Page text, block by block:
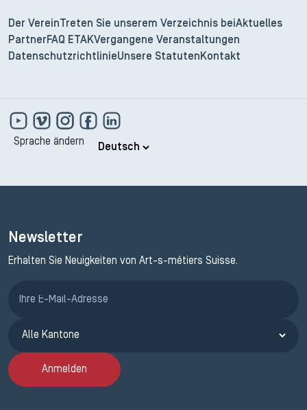
Der Verein Treten Sie unserem Verzeichnis bei Aktuelles
Partner FAQ ETAKVergangene Veranstaltungen
DatenschutzrichtlinieUnsere Statuten Kontakt
Sprache ändern
Newsletter
Erhalten Sie Neuigkeiten von Art-s-métiers Suisse.
Anmelden